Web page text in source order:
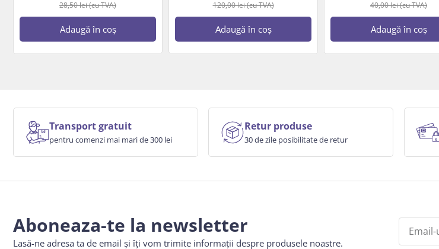
28,50lei(cu TVA)
Adaugă în coș
120,00lei(cu TVA)
Adaugă în coș
40,00lei(cu TVA)
Adaugă în coș
Transport gratuit
pentru comenzi mai mari de 300 lei
Retur produse
30 de zile posibilitate de retur
Aboneaza-te la newsletter
Lasă-ne adresa ta de email și îți vom trimite informații despre produsele noastre.